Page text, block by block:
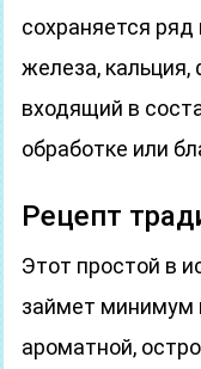
сохраняется
железа,
входящий в
обработке или
Рецепт
Этот простой в
займет минимум
ароматной,